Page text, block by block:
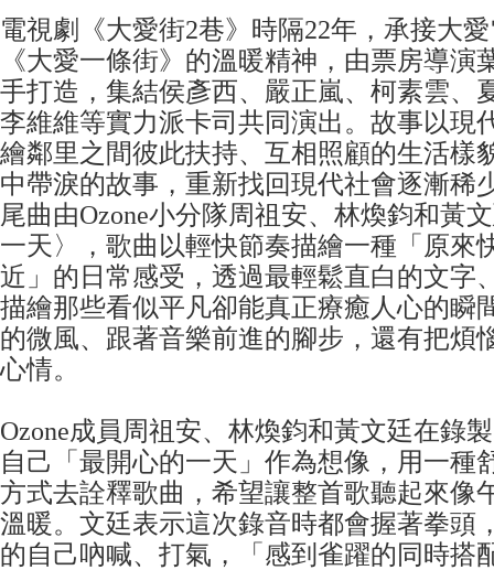
電視劇《大愛街2巷》時隔22年，承接大
《大愛一條街》的溫暖精神，由票房導演
手打造，集結侯彥西、嚴正嵐、柯素雲、
李維維等實力派卡司共同演出。故事以現
繪鄰里之間彼此扶持、互相照顧的生活樣
中帶淚的故事，重新找回現代社會逐漸稀
尾曲由Ozone小分隊周祖安、林煥鈞和黃
一天〉，歌曲以輕快節奏描繪一種「原來
近」的日常感受，透過最輕鬆直白的文字
描繪那些看似平凡卻能真正療癒人心的瞬
的微風、跟著音樂前進的腳步，還有把煩
心情。
Ozone成員周祖安、林煥鈞和黃文廷在錄
自己「最開心的一天」作為想像，用一種
方式去詮釋歌曲，希望讓整首歌聽起來像
溫暖。文廷表示這次錄音時都會握著拳頭
的自己吶喊、打氣，「感到雀躍的同時搭